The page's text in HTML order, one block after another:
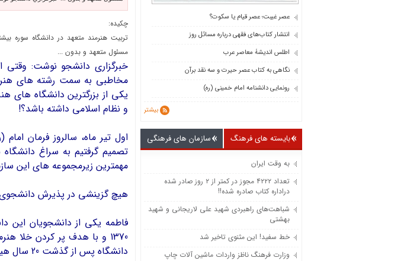
عصر غیبت؛ عصر قیام یا سکوت؟
انتشار کتاب‌های فقهی درباره مسائل روز
اطلس اندیشۀ معاصر عرب
نگاهی به کتاب عصر حیرت و سه نقد برآن
رونمایی دانشنامه امام خمینی (ره)
بیشتر
بایسته های فرهنگ سازمان های فرهنگی
به وقت ایران
تعداد ۴۲۲۲ مجوز در کمتر از ۲ روز صادر شده
دراداره کتاب صادره شده!!
شباهت‌های راهبردی شهید علی لاریجانی و شهید
بهشتی
خط سفید! این مثنوی تاخیر شد
وزارت فرهنگ ناظز واردات ماشین‌ آلات چاپ
چکیده:
تربیت هنرمند متعهد در دانشگاه سوره
مسئول متعهد و بدون ...
خبرگزاري دانشجو نوشت:
مخاطبي به سمت رشته هاي هنري
يكي از بزرگترين دانشگاه هاي
و نظام اسلامي داشته باشد؟!
اول تير ماه، سالروز فرمان
تصميم گرفتيم به سراغ دانشگاه
مهمترين زيرمجموعه هاي اين
هيچ گزينشي در پذيرش دانشجوي
فاطمه يكي از دانشجويان اين
1370 و با هدف پر كردن خلا
دانشگاه پس از گذشت 20 سال هيچ گونه عملكردي در اين زمينه نداشته است.